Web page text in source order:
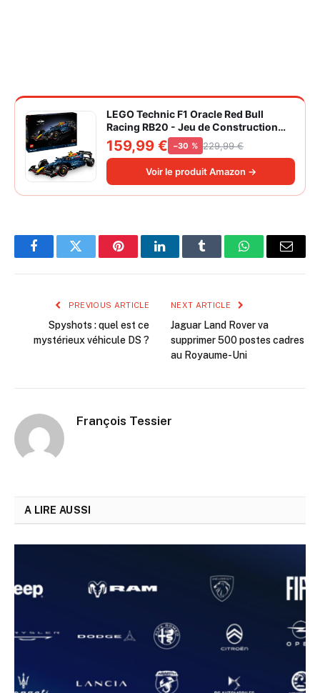
LEGO Technic F1 Oracle Red Bull
Racing RB20 - Jeu de Construction
Collector pour Adulte - Inclut Un
Moteur V6 et Une boîte de Vitesses -
Idée Cadeau pour passionnés de
Formule 1 42206
159,99 € −30 % 229,99 €
Voir le produit Amazon →
FacebookTwitter PinterestLinkedInTumblr WhatsAppEmail
PREVIOUS ARTICLE
Spyshots : quel est ce
mystérieux véhicule DS ?
NEXT ARTICLE
Jaguar Land Rover va
supprimer 500 postes cadres
au Royaume-Uni
François Tessier
A LIRE AUSSI